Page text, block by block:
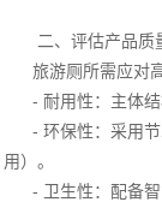
二、评估产品质
旅游厕所需应对
- 耐用性：主体
- 环保性：采用
用）。
- 卫生性：配备